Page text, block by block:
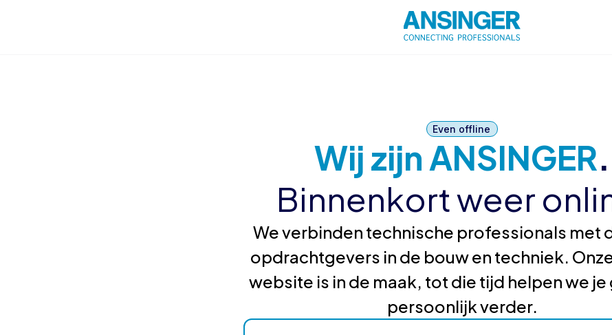
Even offline
Wij zijn ANSINGER.
Binnenkort weer
We verbinden technische professionals met
opdrachtgevers in de bouw en techniek.
website is in de maak, tot die tijd helpen we
persoonlijk verder.